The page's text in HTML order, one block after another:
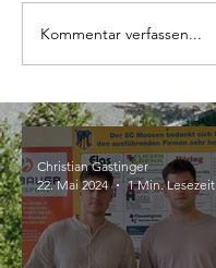
Kommentar verfassen...
Christian Gastinger
22. Mai 2024
1 Min. Lesezeit